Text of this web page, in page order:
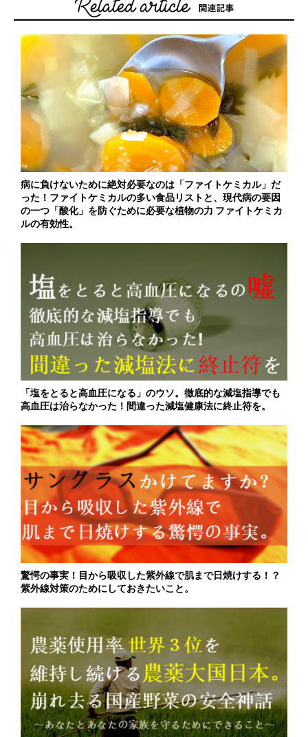
病に負けないために絶対必要なのは「ファイトケミカル」だ
った！ファイトケミカルの多い食品リストと、現代病の要因
の一つ「酸化」を防ぐために必要な植物の力 ファイトケミカ
ルの有効性。
「塩をとると高血圧になる」のウソ。徹底的な減塩指導でも
高血圧は治らなかった！間違った減塩健康法に終止符を。
驚愕の事実！目から吸収した紫外線で肌まで日焼けする！？
紫外線対策のためにしておきたいこと。